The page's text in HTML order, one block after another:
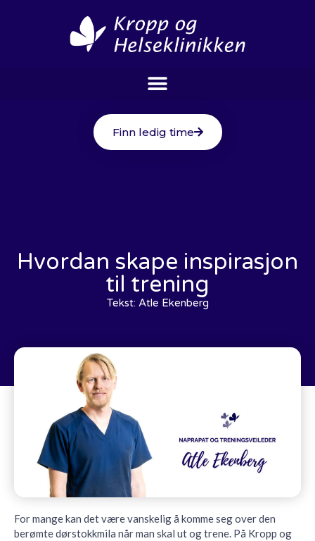
Finn ledig time
Hvordan skape inspirasjon
til trening
Tekst: Atle Ekenberg
For mange kan det være vanskelig å komme seg over den
berømte dørstokkmila når man skal ut og trene. På Kropp og